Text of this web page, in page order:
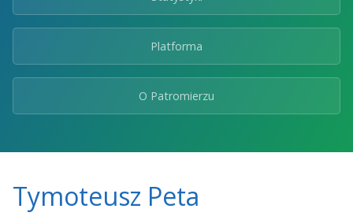
Platforma
O Patromierzu
Tymoteusz Peta